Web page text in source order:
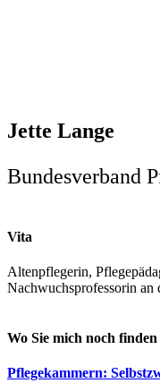
Jette Lange
Bundesverband
Vita
Altenpflegerin,
Nachwuchsprofessorin an
Wo Sie mich noch finden
Pflegekammern: